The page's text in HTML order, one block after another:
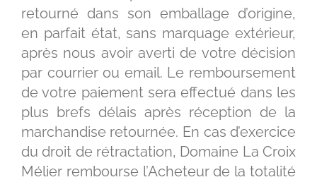
retourné dans son emballage d’origine,
en parfait état, sans marquage extérieur,
après nous avoir averti de votre décision
par courrier ou email. Le remboursement
de votre paiement sera effectué dans les
plus brefs délais après réception de la
marchandise retournée. En cas d’exercice
du droit de rétractation, Domaine La Croix
Mélier rembourse l’Acheteur de la totalité